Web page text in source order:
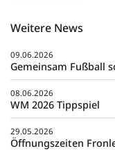
Weitere News
09.06.2026
Gemeinsam Fußball
08.06.2026
WM 2026 Tippspiel
29.05.2026
Öffnungszeiten